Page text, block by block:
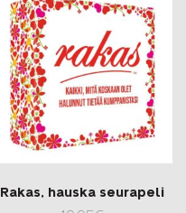
Rakas, hauska seurapeli